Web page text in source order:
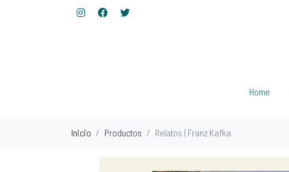
Home
Inicio Productos Relatos | Franz Kafka